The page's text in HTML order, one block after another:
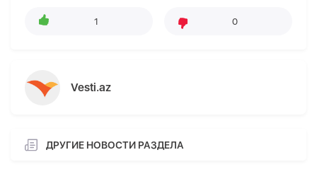
1 0
Vesti.az
ДРУГИЕ НОВОСТИ РАЗДЕЛА